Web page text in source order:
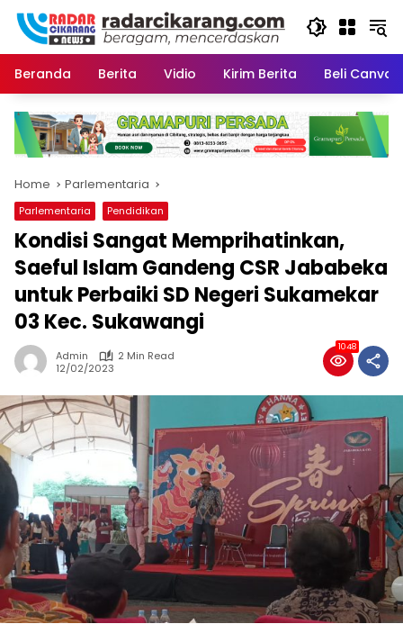
Skip
content
Beranda
Berita Vidio Kirim Berita Beli
Home Parlementaria
Parlementaria Pendidikan
Kondisi Sangat Memprihatinkan,
Saeful Islam Gandeng CSR Jababeka
untuk Perbaiki SD Negeri Sukamekar
03 Kec. Sukawangi
Admin
2 Min Read
12/02/2023
1048